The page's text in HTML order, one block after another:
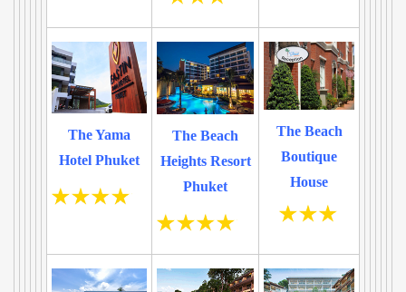
The Yama
Hotel Phuket
The Beach
Heights Resort
Phuket
The Beach
Boutique
House